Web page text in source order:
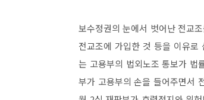
보수정권의 눈에서 벗어난 전교
전교조에 가입한 것 등을 이유로
는 고용부의 법외노조 통보가 법
부가 고용부의 손을 들어주면서